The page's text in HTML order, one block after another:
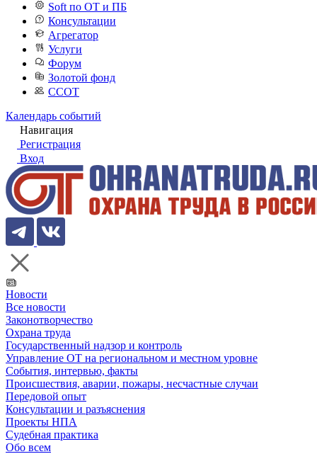
Soft по ОТ и ПБ
Консультации
Агрегатор
Услуги
Форум
Золотой фонд
ССОТ
Календарь событий
Навигация
Регистрация
Вход
Новости
Все новости
Законотворчество
Охрана труда
Государственный надзор и контроль
Управление ОТ на региональном и местном уровне
События, интервью, факты
Происшествия, аварии, пожары, несчастные случаи
Передовой опыт
Консультации и разъяснения
Проекты НПА
Судебная практика
Обо всем